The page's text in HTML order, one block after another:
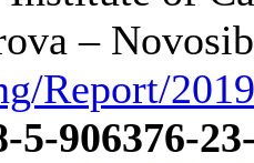
–
Report/
5-906376-